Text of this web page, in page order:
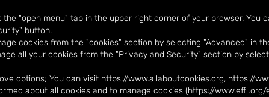
the "open menu" tab in the upper right corner of your browser. You
button.
cookies from the "cookies" section by selecting "Advanced" in
all your cookies from the "Privacy and Security" section by
options; You can visit https://www.allaboutcookies.org, https://
about all cookies and to manage cookies (https://www.eff